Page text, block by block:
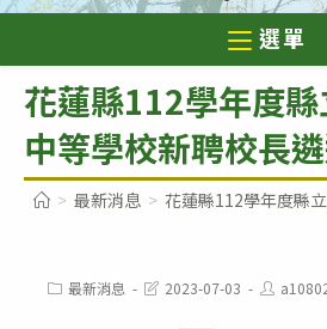
內
選單
花蓮縣112學年度
中等學校新聘校長
> 最新消息 > 花蓮縣112學年度縣
Post最新消息
Post2023-07-03
Post